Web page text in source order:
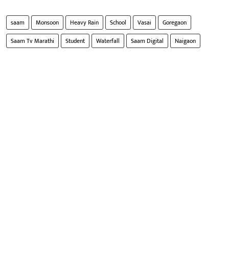
saam Monsoon Heavy Rain School Vasai
Goregaon
Saam Tv Marathi
Student Waterfall Saam Digital Naigaon